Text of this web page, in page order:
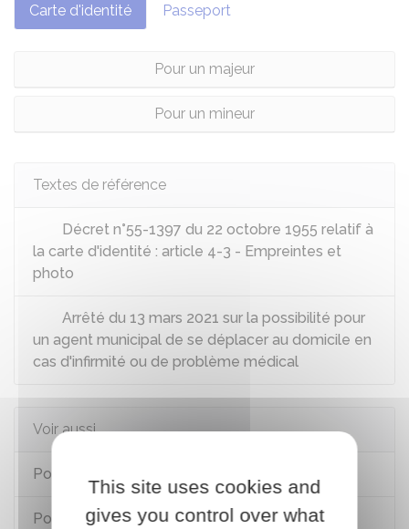
Carte d'identité Passeport
Pour un majeur
Pour un mineur
Textes de référence
Décret n°55-1397 du 22 octobre 1955 relatif à
la carte d'identité : article 4-3 - Empreintes et
photo
Arrêté du 13 mars 2021 sur la possibilité pour
un agent municipal de se déplacer au domicile en
cas d'infirmité ou de problème médical
Voir aussi
Pour un majeur (renouvellement)
Pour un mineur (première demande)
This site uses cookies and
gives you control over what